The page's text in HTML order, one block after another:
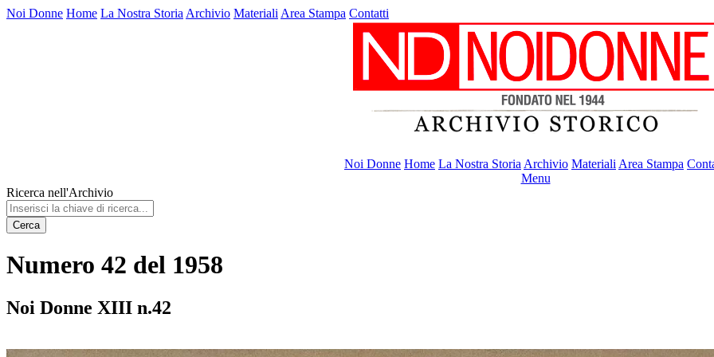
Noi Donne Home La Nostra Storia Archivio Materiali Area Stampa Contatti
Noi Donne Home La Nostra Storia Archivio Materiali Area Stampa
Menu
Ricerca nell'Archivio
Cerca
Numero 42 del 1958
Noi Donne XIII n.42